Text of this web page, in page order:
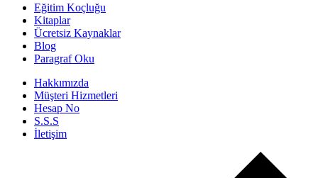
Eğitim Koçluğu
Kitaplar
Ücretsiz Kaynaklar
Blog
Paragraf Oku
Hakkımızda
Müşteri Hizmetleri
Hesap No
S.S.S
İletişim